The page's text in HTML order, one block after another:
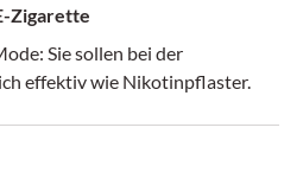
Zigarette
Sie sollen bei der
effektiv wie Nikotinpflaster.